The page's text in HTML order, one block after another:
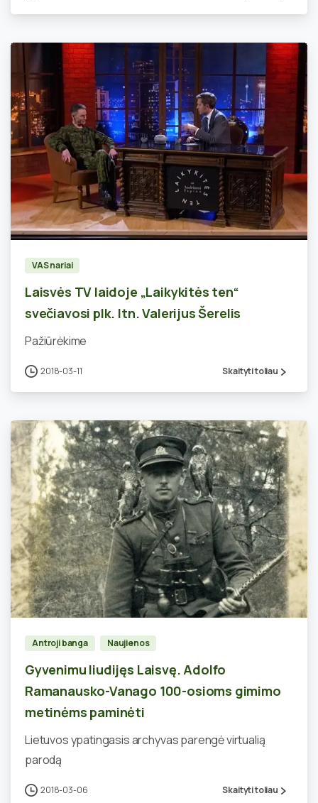
1
VAS nariai
Laisvės TV laidoje „Laikykitės ten“
svečiavosi plk. ltn. Valerijus Šerelis
Pažiūrėkime
2018-03-11 Skaityti toliau
0
Antroji banga Naujienos
Gyvenimu liudijęs Laisvę. Adolfo
Ramanausko-Vanago 100-osioms gimimo
metinėms paminėti
Lietuvos ypatingasis archyvas parengė virtualią
parodą
2018-03-06 Skaityti toliau